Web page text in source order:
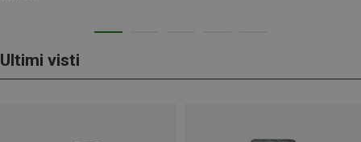
Ultimi visti